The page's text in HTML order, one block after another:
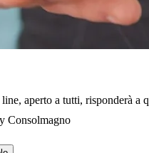
aperto a tutti, risponderà a
Consolmagno